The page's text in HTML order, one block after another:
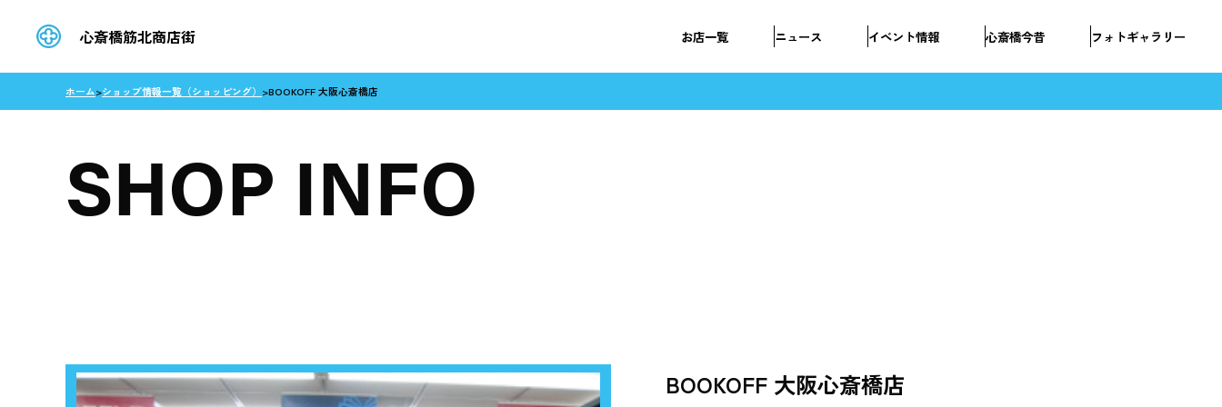
心斎橋筋北商店街 お店一覧 ニュース イベント情報 心斎橋今昔 フォトギャラリー
ホーム>ショップ情報一覧（ショッピング） >BOOKOFF 大阪心斎橋店
SHOP INFO
BOOKOFF 大阪心斎橋店